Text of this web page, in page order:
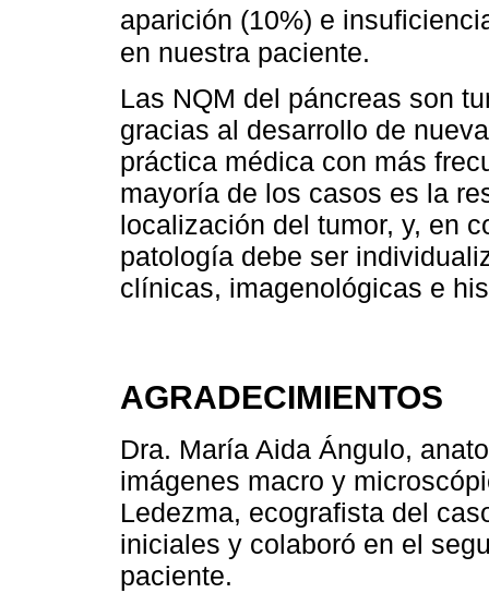
aparición (10%) e
en nuestra paciente.
Las NQM del páncreas son
gracias al desarrollo de
práctica médica con más
mayoría de los casos es la
localización del tumor, y, en
patología debe ser
clínicas, imagenológicas e
AGRADECIMIENTOS
Dra. María Aida Ángulo,
imágenes macro y
Ledezma, ecografista del
iniciales y colaboró en el
paciente.